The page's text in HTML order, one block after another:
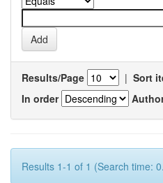
Results/Page | Sort
In order
Results 1-1 of 1 (Search time: